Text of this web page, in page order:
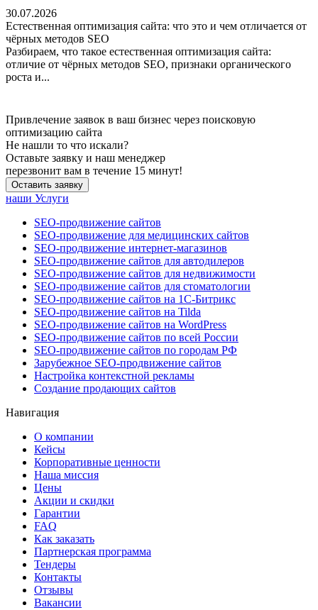
30.07.2026
Естественная оптимизация сайта: что это и чем отличается от
чёрных методов SEO
Разбираем, что такое естественная оптимизация сайта:
отличие от чёрных методов SEO, признаки органического
роста и...
Привлечение заявок в ваш бизнес через поисковую
оптимизацию сайта
Не нашли то что искали?
Оставьте заявку и наш менеджер
перезвонит вам в течение 15 минут!
Оставить заявку
наши Услуги
SEO-продвижение сайтов
SEO-продвижение для медицинских сайтов
SEO-продвижение интернет-магазинов
SEO-продвижение сайтов для автодилеров
SEO-продвижение сайтов для недвижимости
SEO-продвижение сайтов для стоматологии
SEO-продвижение сайтов на 1С-Битрикс
SEO-продвижение сайтов на Tilda
SEO-продвижение сайтов на WordPress
SEO-продвижение сайтов по всей России
SEO-продвижение сайтов по городам РФ
Зарубежное SEO-продвижение сайтов
Настройка контекстной рекламы
Создание продающих сайтов
Навигация
О компании
Кейсы
Корпоративные ценности
Наша миссия
Цены
Акции и скидки
Гарантии
FAQ
Как заказать
Партнерская программа
Тендеры
Контакты
Отзывы
Вакансии